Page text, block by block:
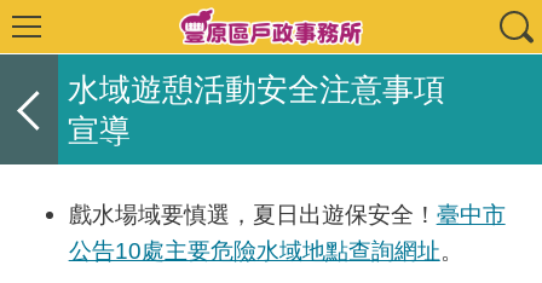
水域遊憩活動安全注意事項
宣導
戲水場域要慎選，夏日出遊保安全！ 臺中市
公告10處主要危險水域地點查詢網址。